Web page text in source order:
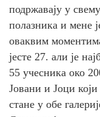
подржавају у
полазника и мене
оваквим
јесте 27. али је
55 учесника око
Јовани и Јоци
стане у обе